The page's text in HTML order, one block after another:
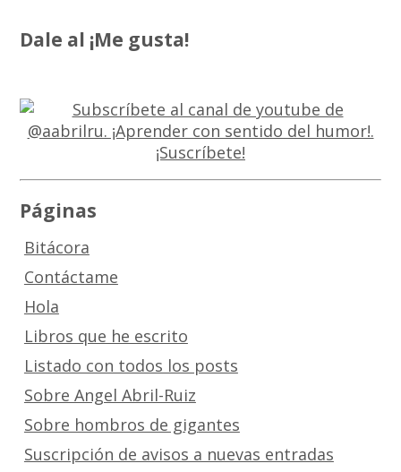
Dale al ¡Me gusta!
Páginas
Bitácora
Contáctame
Hola
Libros que he escrito
Listado con todos los posts
Sobre Angel Abril-Ruiz
Sobre hombros de gigantes
Suscripción de avisos a nuevas entradas